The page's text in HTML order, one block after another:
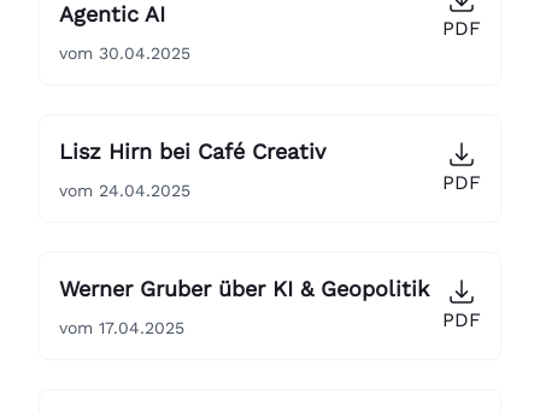
Agentic AI
vom 30.04.2025
PDF
Lisz Hirn bei Café Creativ
vom 24.04.2025 PDF
Werner Gruber über KI & Geopolitik
vom 17.04.2025 PDF